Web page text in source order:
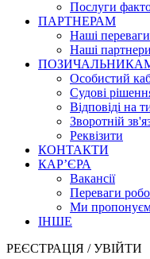
Послуги
ПАРТНЕРАМ
Наші переваги
Наші партнери
Особистий
Судові
Відповіді на
Зворотній
Реквізити
КОНТАКТИ
КАР’ЄРА
Вакансії
Переваги
Ми
ІНШЕ
РЕЄСТРАЦІЯ /УВІЙТИ